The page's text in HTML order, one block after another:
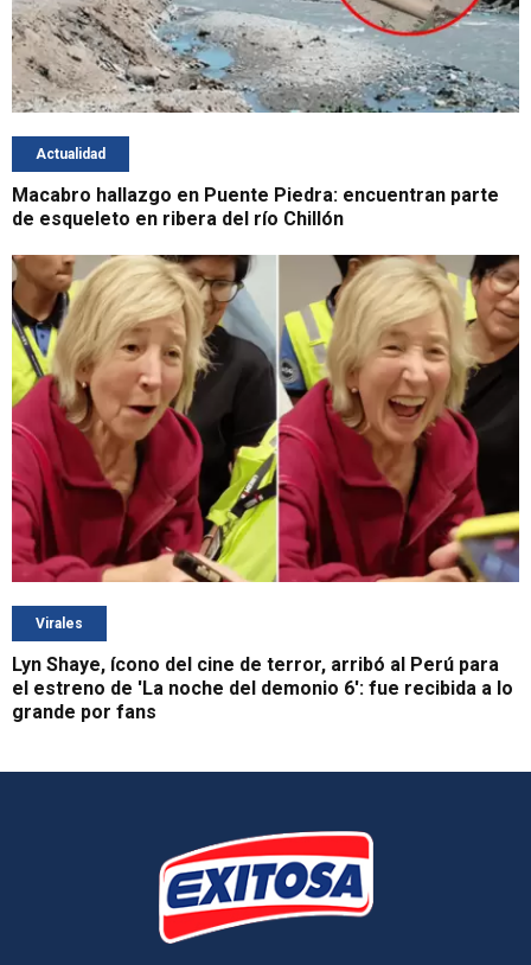
Actualidad
Macabro hallazgo en Puente Piedra: encuentran parte
de esqueleto en ribera del río Chillón
Virales
Lyn Shaye, ícono del cine de terror, arribó al Perú para
el estreno de 'La noche del demonio 6': fue recibida a lo
grande por fans